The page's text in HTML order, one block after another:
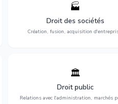
🏭
Droit des sociétés
Création, fusion, acquisition
Structuration de votre société :
fusion-acquisition, gouvernance
restructuration.
🏛️
Droit public
Relations avec l'administration, marchés
Gestion de vos relations avec
l'administration : marchés
urbanisme et contentieux.